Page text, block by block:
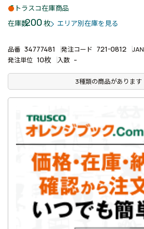
トラスコ在庫商品
在庫数200枚 エリア別在庫を見る
品番 34777481 発注コード 721-0812 JAN
発注単位 10枚 入数 -
3種類の商品があります